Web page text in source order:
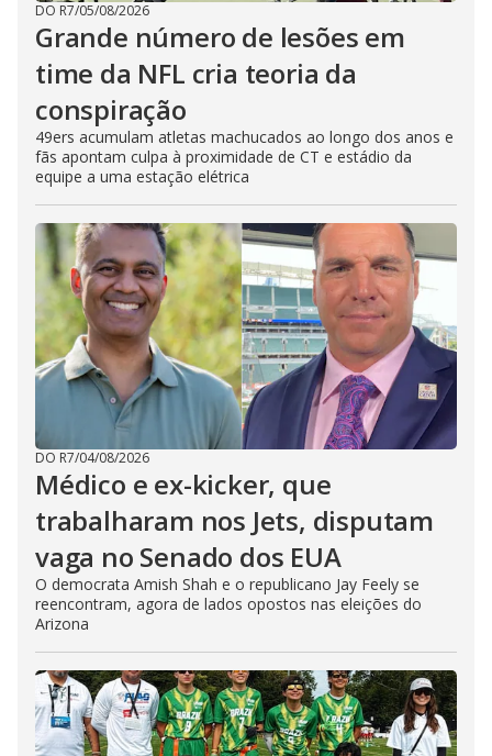
DO R7/05/08/2026
Grande número de lesões em
time da NFL cria teoria da
conspiração
49ers acumulam atletas machucados ao longo dos anos e
fãs apontam culpa à proximidade de CT e estádio da
equipe a uma estação elétrica
DO R7/04/08/2026
Médico e ex-kicker, que
trabalharam nos Jets, disputam
vaga no Senado dos EUA
O democrata Amish Shah e o republicano Jay Feely se
reencontram, agora de lados opostos nas eleições do
Arizona